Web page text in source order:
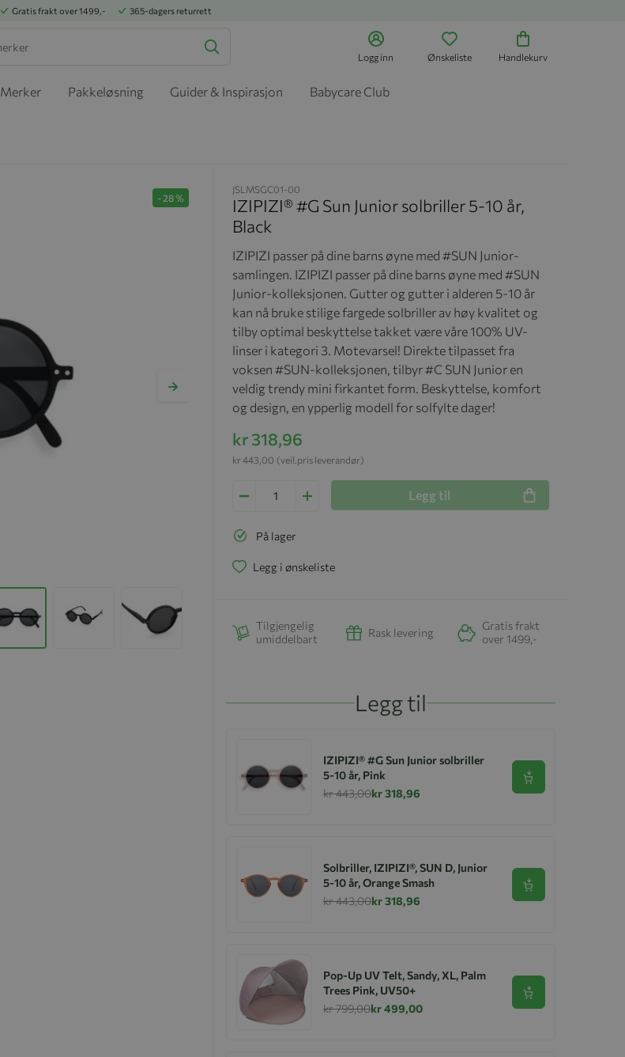
Gratis frakt over 1499,- 365-dagers returrett
Logg inn Ønskeliste Handlekurv
Merker Pakkeløsning Guider & Inspirasjon Babycare Club
-28%
JSLMSGC01-00
IZIPIZI® #G Sun Junior solbriller 5-10 år,
Black
IZIPIZI passer på dine barns øyne med #SUN Junior-
samlingen. IZIPIZI passer på dine barns øyne med #SUN
Junior-kolleksjonen. Gutter og gutter i alderen 5-10 år
kan nå bruke stilige fargede solbriller av høy kvalitet og
tilby optimal beskyttelse takket være våre 100% UV-
linser i kategori 3. Motevarsel! Direkte tilpasset fra
voksen #SUN-kolleksjonen, tilbyr #C SUN Junior en
veldig trendy mini firkantet form. Beskyttelse, komfort
og design, en ypperlig modell for solfylte dager!
kr 318,96
(veil.pris leverandør)
kr 443,00
Legg til
På lager
Legg i ønskeliste
Tilgjengelig
umiddelbart
Rask levering
Gratis frakt
over 1499,-
Legg til
IZIPIZI® #G Sun Junior solbriller
5-10 år, Pink
kr 443,00kr 318,96
Se produkt
Solbriller, IZIPIZI®, SUN D, Junior
5-10 år, Orange Smash
kr 443,00kr 318,96
Se produkt
Pop-Up UV Telt, Sandy, XL, Palm
Trees Pink, UV50+
kr 799,00kr 499,00
Se produkt